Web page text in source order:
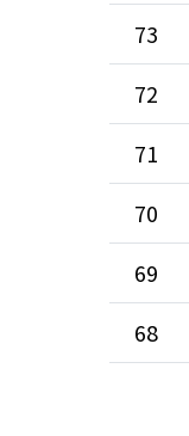
73
72
71
70
69
68